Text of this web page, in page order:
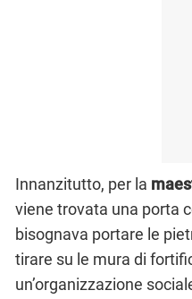
Innanzitutto, per la
viene trovata una porta
bisognava portare le
tirare su le mura di
un’organizzazione